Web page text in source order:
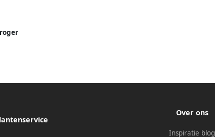
Over ons
Inspiratie blog